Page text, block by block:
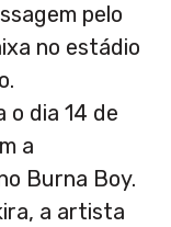
pelo
no estádio
o dia 14 de
a
Burna Boy.
a artista